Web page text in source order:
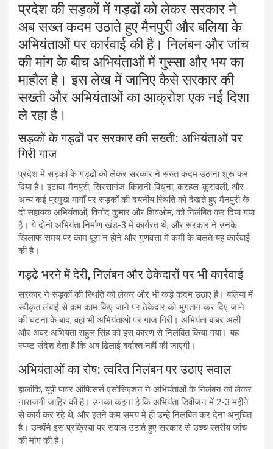
प्रदेश की सड़कों में गड्ढों को लेकर सरकार ने
अब सख्त कदम उठाते हुए मैनपुरी और बलिया के
अभियंताओं पर कार्रवाई की है। निलंबन और जांच
की मांग के बीच अभियंताओं में गुस्सा और भय का
माहौल है। इस लेख में जानिए कैसे सरकार की
सख्ती और अभियंताओं का आक्रोश एक नई दिशा
ले रहा है।
सड़कों के गड्ढों पर सरकार की सख्ती: अभियंताओं पर
गिरी गाज
प्रदेश में सड़कों के गड्ढों को लेकर सरकार ने सख्त कदम उठाना शुरू कर
दिया है। इटावा-मैनपुरी, सिरसागंज-किशनी-विधुना, करहल-कुरावली, और
अन्य कई प्रमुख मार्गों पर सड़कों की दयनीय स्थिति को देखते हुए मैनपुरी के
दो सहायक अभियंताओं, विनोद कुमार और शिवओम, को निलंबित कर दिया गया
है। ये दोनों अभियंता निर्माण खंड-3 में कार्यरत थे, और सरकार ने उनके
खिलाफ समय पर काम पूरा न होने और गुणवत्ता में कमी के चलते यह कार्रवाई
की है।
गड्ढे भरने में देरी, निलंबन और ठेकेदारों पर भी कार्रवाई
सरकार ने सड़कों की स्थिति को लेकर और भी कड़े कदम उठाए हैं। बलिया में
स्वीकृत लंबाई से कम काम किए जाने पर ठेकेदार को भुगतान कर दिए जाने
की घटना के बाद, वहां भी अभियंताओं पर गाज गिरी। अभियंता बाबर अली
और अवर अभियंता राहुल सिंह को इस कारण से निलंबित किया गया। यह
स्पष्ट संदेश देता है कि अब ढिलाई बर्दाश्त नहीं की जाएगी।
अभियंताओं का रोष: त्वरित निलंबन पर उठाए सवाल
हालांकि, यूपी पावर ऑफिसर्स एसोसिएशन ने अभियंताओं के निलंबन को लेकर
नाराजगी जाहिर की है। उनका कहना है कि अभियंता डिवीजन में 2-3 महीने
से कार्य कर रहे थे, और इतने कम समय में ही उन्हें निलंबित कर देना अनुचित
है। उन्होंने इस प्रक्रिया पर सवाल उठाते हुए सरकार से उच्च स्तरीय जांच
की मांग की है।